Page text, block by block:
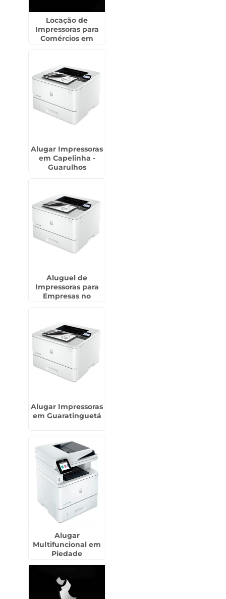
Locação de
Impressoras para
Comércios em
Alugar Impressoras
em Capelinha -
Guarulhos
Aluguel de
Impressoras para
Empresas no
Alugar Impressoras
em Guaratinguetá
Alugar
Multifuncional em
Piedade